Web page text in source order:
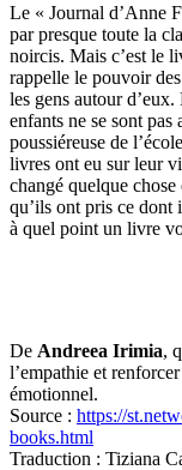
Le « Journal d’Anne
par presque toute la
noircis. Mais c’est le
rappelle le pouvoir
les gens autour
enfants ne se sont
poussiéreuse de
livres ont eu sur leur
changé quelque
qu’ils ont pris ce dont
à quel point un livre
De Andreea Irimia,
l’empathie et
émotionnel.
Source : https://
books.html
Traduction : Tiziana